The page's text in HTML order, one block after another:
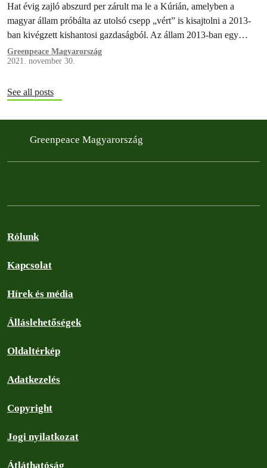
Hat évig zajló abszurd per zárult ma le a Kúrián, amelyben a
magyar állam próbálta az utolsó csepp „vért” is kisajtolni a 2013-
ban kivégzett kishantosi gazdaságból. Az állam 2013-ban egy
tollvonással semmizte ki az egykor a magyar biogazdálkodás
fellegvárának számító kishantosi közösséget, és egy abszurd
Greenpeace Magyarország
2021. november 30.
See all posts
Greenpeace Magyarország
Rólunk
Kapcsolat
Hírek és média
Álláslehetőségek
Oldaltérkép
Adatkezelés
Copyright
Jogi nyilatkozat
Átláthatóság